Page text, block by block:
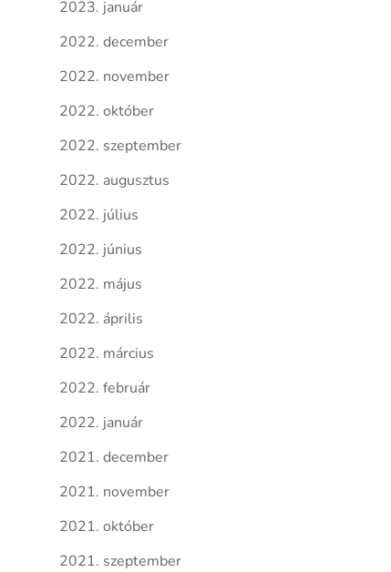
2023. január
2022. december
2022. november
2022. október
2022. szeptember
2022. augusztus
2022. július
2022. június
2022. május
2022. április
2022. március
2022. február
2022. január
2021. december
2021. november
2021. október
2021. szeptember